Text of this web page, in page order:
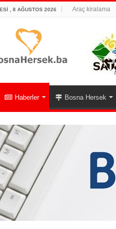
, 8 AĞUSTOS 2026 Araç kiralama
Haberler Bosna Hersek